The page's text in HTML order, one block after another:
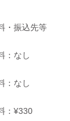
・振込先等
：なし
：なし
：¥330